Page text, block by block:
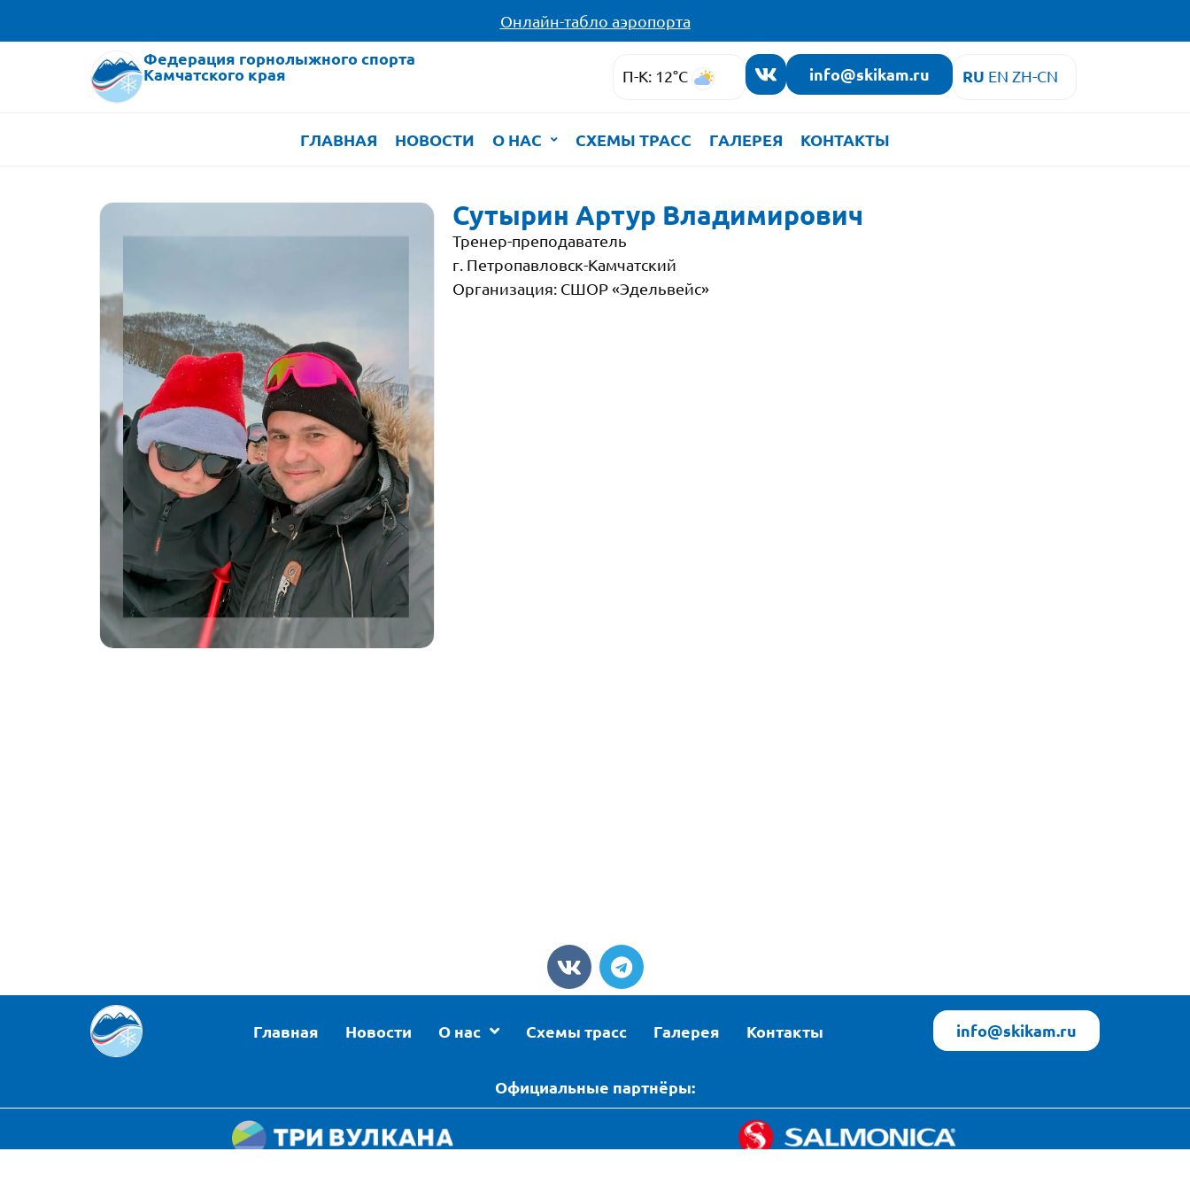
Онлайн-табло аэропорта
Федерация горнолыжного спорта
Камчатского края П-К: 12°C info@skikam.ru RU EN ZH-CN
ГЛАВНАЯ НОВОСТИ О НАС СХЕМЫ ТРАСС ГАЛЕРЕЯ КОНТАКТЫ
Сутырин Артур Владимирович
Тренер-преподаватель
г. Петропавловск-Камчатский
Организация: СШОР «Эдельвейс»
Главная Новости О нас Схемы трасс Галерея Контакты info@skikam.ru
Официальные партнёры: